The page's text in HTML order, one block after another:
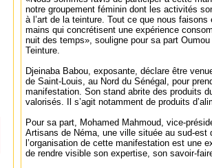
notre groupement féminin dont les activités
à l’art de la teinture. Tout ce que nous
mains qui concrétisent une expérience
nuit des temps», souligne pour sa part
Teinture.
Djeinaba Babou, exposante, déclare être
de Saint-Louis, au Nord du Sénégal, pour
manifestation. Son stand abrite des produits
valorisés. Il s’agit notamment de produits
Pour sa part, Mohamed Mahmoud, vice-
Artisans de Néma, une ville située au sud-est
l’organisation de cette manifestation est une
de rendre visible son expertise, son savoir-